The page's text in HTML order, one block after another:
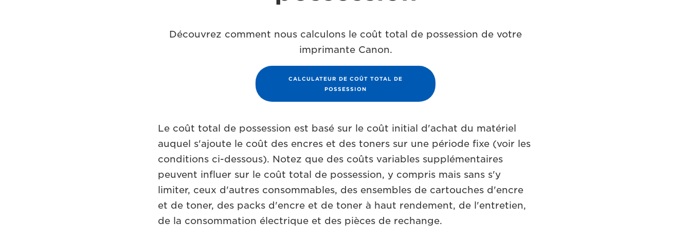
Découvrez comment nous calculons le coût total de possession de votre
imprimante Canon.
CALCULATEUR DE COÛT TOTAL DE
POSSESSION
Le coût total de possession est basé sur le coût initial d'achat du matériel
auquel s'ajoute le coût des encres et des toners sur une période fixe (voir les
conditions ci-dessous). Notez que des coûts variables supplémentaires
peuvent influer sur le coût total de possession, y compris mais sans s'y
limiter, ceux d'autres consommables, des ensembles de cartouches d'encre
et de toner, des packs d'encre et de toner à haut rendement, de l'entretien,
de la consommation électrique et des pièces de rechange.